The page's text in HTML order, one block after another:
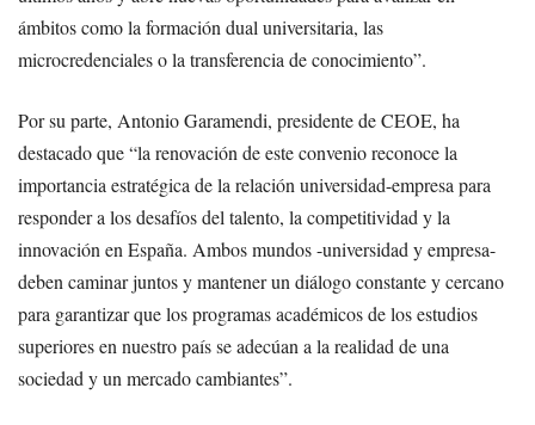
ámbitos como la formación dual universitaria, las
microcredenciales o la transferencia de conocimiento”.
Por su parte, Antonio Garamendi, presidente de CEOE, ha
destacado que “la renovación de este convenio reconoce la
importancia estratégica de la relación universidad-empresa para
responder a los desafíos del talento, la competitividad y la
innovación en España. Ambos mundos -universidad y empresa-
deben caminar juntos y mantener un diálogo constante y cercano
para garantizar que los programas académicos de los estudios
superiores en nuestro país se adecúan a la realidad de una
sociedad y un mercado cambiantes”.